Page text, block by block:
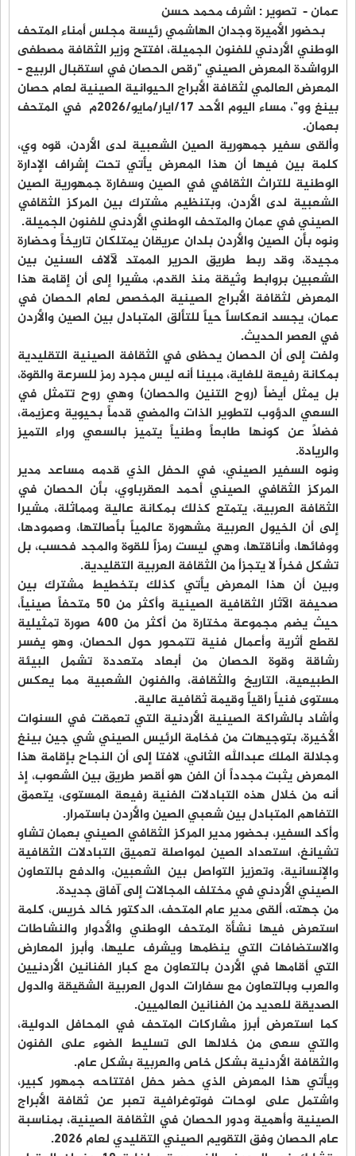
عمان - تصوير : اشرف محمد حسن
بحضور الأميرة وجدان الهاشمي رئيسة مجلس أمناء المتحف
الوطني الأردني للفنون الجميلة، افتتح وزير الثقافة مصطفى
الرواشدة المعرض الصيني "رقص الحصان في استقبال الربيع -
المعرض العالمي لثقافة الأبراج الحيوانية الصينية لعام حصان
بينغ وو"، مساء اليوم الأحد 17/ايار/مايو/2026م في المتحف
بعمان.
وألقى سفير جمهورية الصين الشعبية لدى الأردن، قوه وي،
كلمة بين فيها أن هذا المعرض يأتي تحت إشراف الإدارة
الوطنية للتراث الثقافي في الصين وسفارة جمهورية الصين
الشعبية لدى الأردن، وبتنظيم مشترك بين المركز الثقافي
الصيني في عمان والمتحف الوطني الأردني للفنون الجميلة.
ونوه بأن الصين والأردن بلدان عريقان يمتلكان تاريخاً وحضارة
مجيدة، وقد ربط طريق الحرير الممتد لآلاف السنين بين
الشعبين بروابط وثيقة منذ القدم، مشيرا إلى أن إقامة هذا
المعرض لثقافة الأبراج الصينية المخصص لعام الحصان في
عمان، يجسد انعكاساً حياً للتألق المتبادل بين الصين والأردن
في العصر الحديث.
ولفت إلى أن الحصان يحظى في الثقافة الصينية التقليدية
بمكانة رفيعة للغاية، مبينا أنه ليس مجرد رمز للسرعة والقوة،
بل يمثل أيضاً (روح التنين والحصان) وهي روح تتمثل في
السعي الدؤوب لتطوير الذات والمضي قدماً بحيوية وعزيمة،
فضلاً عن كونها طابعاً وطنياً يتميز بالسعي وراء التميز
والريادة.
ونوه السفير الصيني، في الحفل الذي قدمه مساعد مدير
المركز الثقافي الصيني أحمد العقرباوي، بأن الحصان في
الثقافة العربية، يتمتع كذلك بمكانة عالية ومماثلة، مشيرا
إلى أن الخيول العربية مشهورة عالمياً بأصالتها، وصمودها،
ووفائها، وأناقتها، وهي ليست رمزاً للقوة والمجد فحسب، بل
تشكل فخراً لا يتجزأ من الثقافة العربية التقليدية.
وبين أن هذا المعرض يأتي كذلك بتخطيط مشترك بين
صحيفة الآثار الثقافية الصينية وأكثر من 50 متحفاً صينياً،
حيث يضم مجموعة مختارة من أكثر من 400 صورة تمثيلية
لقطع أثرية وأعمال فنية تتمحور حول الحصان، وهو يفسر
رشاقة وقوة الحصان من أبعاد متعددة تشمل البيئة
الطبيعية، التاريخ والثقافة، والفنون الشعبية مما يعكس
مستوى فنياً راقياً وقيمة ثقافية عالية.
وأشاد بالشراكة الصينية الأردنية التي تعمقت في السنوات
الأخيرة، بتوجيهات من فخامة الرئيس الصيني شي جين بينغ
وجلالة الملك عبدالله الثاني، لافتا إلى أن النجاح بإقامة هذا
المعرض يثبت مجدداً أن الفن هو أقصر طريق بين الشعوب، إذ
أنه من خلال هذه التبادلات الفنية رفيعة المستوى، يتعمق
التفاهم المتبادل بين شعبي الصين والأردن باستمرار.
وأكد السفير، بحضور مدير المركز الثقافي الصيني بعمان تشاو
تشيانغ، استعداد الصين لمواصلة تعميق التبادلات الثقافية
والإنسانية، وتعزيز التواصل بين الشعبين، والدفع بالتعاون
الصيني الأردني في مختلف المجالات إلى آفاق جديدة.
من جهته، ألقى مدير عام المتحف، الدكتور خالد خريس، كلمة
استعرض فيها نشأة المتحف الوطني والأدوار والنشاطات
والاستضافات التي ينظمها ويشرف عليها، وأبرز المعارض
التي أقامها في الأردن بالتعاون مع كبار الفنانين الأردنيين
والعرب وبالتعاون مع سفارات الدول العربية الشقيقة والدول
الصديقة للعديد من الفنانين العالميين.
كما استعرض أبرز مشاركات المتحف في المحافل الدولية،
والتي سعى من خلالها الى تسليط الضوء على الفنون
والثقافة الأردنية بشكل خاص والعربية بشكل عام.
ويأتي هذا المعرض الذي حضر حفل افتتاحه جمهور كبير،
واشتمل على لوحات فوتوغرافية تعبر عن ثقافة الأبراج
الصينية وأهمية ودور الحصان في الثقافة الصينية، بمناسبة
عام الحصان وفق التقويم الصيني التقليدي لعام 2026.